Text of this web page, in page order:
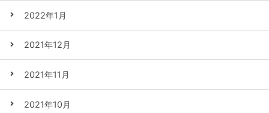
2022年1月
2021年12月
2021年11月
2021年10月